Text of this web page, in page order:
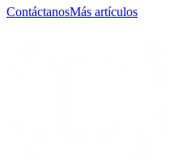
ContáctanosMás artículos